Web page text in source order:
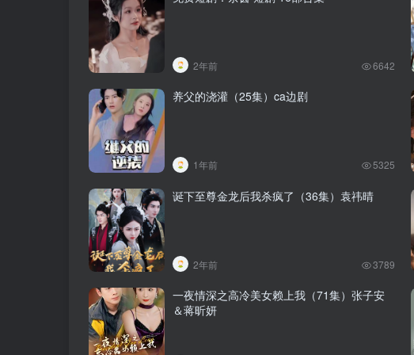
2年前 6642
养父的浇灌（25集）ca边剧
1年前 5325
诞下至尊金龙后我杀疯了（36集）袁祎晴
2年前 3789
一夜情深之高冷美女赖上我（71集）张子安
＆蒋昕妍